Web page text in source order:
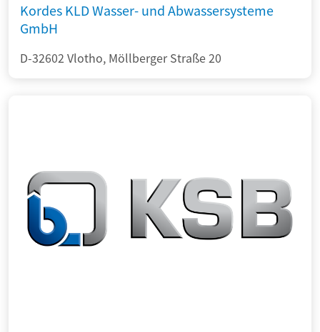
Kordes KLD Wasser- und Abwassersysteme
GmbH
D-32602 Vlotho, Möllberger Straße 20